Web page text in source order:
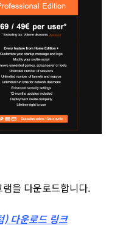
을 다운로드합니다.
다운로드 링크